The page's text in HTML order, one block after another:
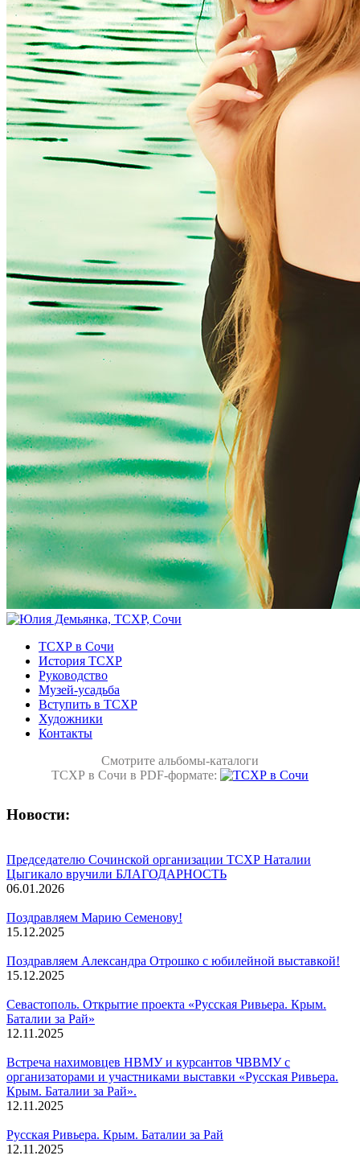
ТСХР в Сочи
История ТСХР
Руководство
Музей-усадьба
Вступить в ТСХР
Художники
Контакты
Смотрите альбомы-каталоги
ТСХР в Сочи в PDF-формате:
Новости:
Председателю Сочинской организации ТСХР Наталии
Цыгикало вручили БЛАГОДАРНОСТЬ
06.01.2026
Поздравляем Марию Семенову!
15.12.2025
Поздравляем Александра Отрошко с юбилейной выставкой!
15.12.2025
Севастополь. Открытие проекта «Русская Ривьера. Крым.
Баталии за Рай»
12.11.2025
Встреча нахимовцев НВМУ и курсантов ЧВВМУ с
организаторами и участниками выставки «Русская Ривьера.
Крым. Баталии за Рай».
12.11.2025
Русская Ривьера. Крым. Баталии за Рай
12.11.2025